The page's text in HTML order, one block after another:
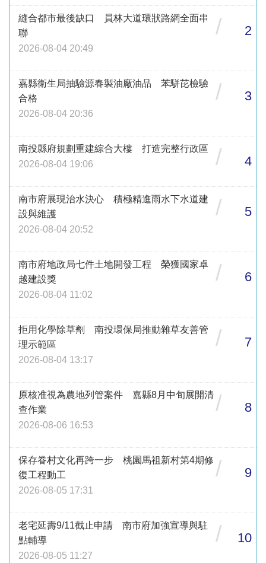
縫合都市最後缺口 員林大道環狀路網全面串
聯
2026-08-04 20:49
/ 2
嘉縣衛生局抽驗源春製油廠油品 苯駢芘檢驗
合格
2026-08-04 20:36
/ 3
南投縣府規劃重建綜合大樓 打造完整行政區
2026-08-04 19:06
/ 4
南市府展現治水決心 積極精進雨水下水道建
設與維護
2026-08-04 20:52
/ 5
南市府地政局七件土地開發工程 榮獲國家卓
越建設獎
2026-08-04 11:02
/ 6
拒用化學除草劑 南投環保局推動雜草友善管
理示範區
2026-08-04 13:17
/ 7
原核准視為農地列管案件 嘉縣8月中旬展開清
查作業
2026-08-06 16:53
/ 8
保存眷村文化再跨一步 桃園馬祖新村第4期修
復工程動工
2026-08-05 17:31
/ 9
老宅延壽9/11截止申請 南市府加強宣導與駐
點輔導
2026-08-05 11:27
/ 10